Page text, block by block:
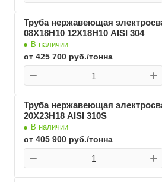
Труба нержавеющая
08Х18Н10 12Х18Н10 AISI 304
В наличии
от 425 700 руб./тонна
Труба нержавеющая
20Х23Н18 AISI 310S
В наличии
от 405 900 руб./тонна